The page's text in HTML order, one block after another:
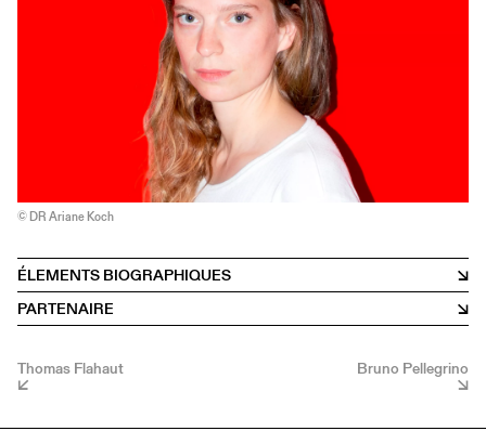
© DR Ariane Koch
ÉLEMENTS BIOGRAPHIQUES
PARTENAIRE
Thomas Flahaut Bruno Pellegrino